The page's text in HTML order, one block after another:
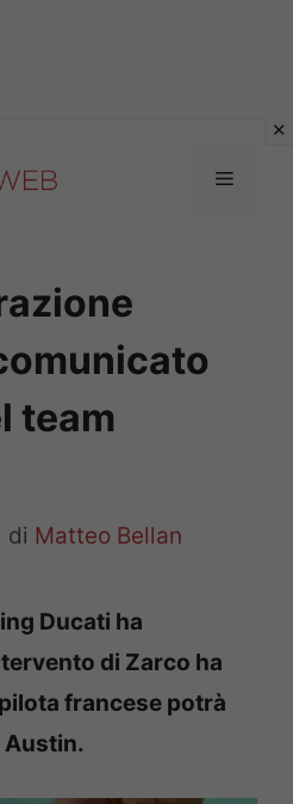
Menu
team
di Matteo Bellan
Ducati ha
di Zarco ha
francese potrà
Austin.